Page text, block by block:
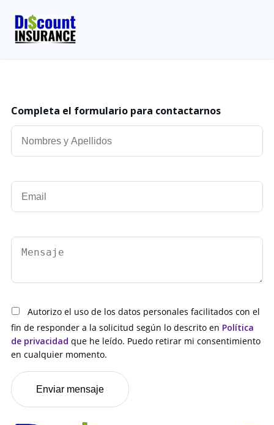
Completa el formulario para contactarnos
Autorizo el uso de los datos personales facilitados con el
fin de responder a la solicitud según lo descrito en Política
de privacidad que he leído. Puedo retirar mi consentimiento
en cualquier momento.